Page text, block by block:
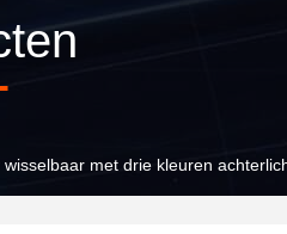
met drie kleuren